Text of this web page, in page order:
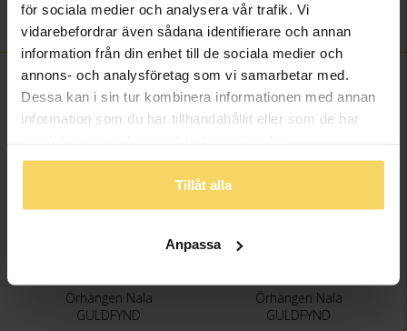
för sociala medier och analysera vår trafik. Vi
vidarebefordrar även sådana identifierare och annan
information från din enhet till de sociala medier och
annons- och analysföretag som vi samarbetar med.
Dessa kan i sin tur kombinera informationen med annan
information som du har tillhandahållit eller som de har
Tillåt alla
Anpassa
Material
Metall, Silverfärgad
FINNS OCKSÅ SOM
Örhängen Nala
GULDFYND
Örhängen Nala
GULDFYND